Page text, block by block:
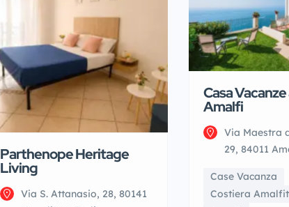
Parthenope Heritage
Living
Via S. Attanasio, 28, 80141
Casa
Amalfi
Via Maestra
29, 84011
Case Vacanza
Costiera